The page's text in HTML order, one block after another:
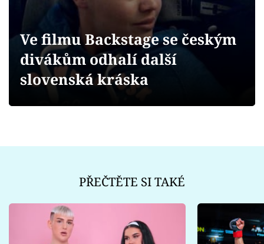
Videa
Sledujte prima+
Ve filmu Backstage se českým
divákům odhalí další
slovenská kráska
PŘEČTĚTE SI TAKÉ